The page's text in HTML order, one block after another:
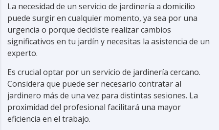
La necesidad de un servicio de jardinería a domicilio
puede surgir en cualquier momento, ya sea por una
urgencia o porque decidiste realizar cambios
significativos en tu jardín y necesitas la asistencia de un
experto.
Es crucial optar por un servicio de jardinería cercano.
Considera que puede ser necesario contratar al
jardinero más de una vez para distintas sesiones. La
proximidad del profesional facilitará una mayor
eficiencia en el trabajo.